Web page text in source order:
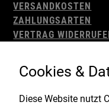
VERSANDKOSTEN
ZAHLUNGSARTEN
VERTRAG
IMPRESSUM
Cookies &
Diese Website nutzt